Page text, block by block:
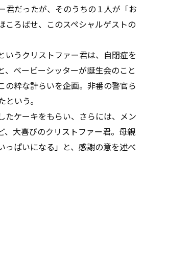
君だったが、そのうちの１人が「お
ころばせ、このスペシャルゲストの
うクリストファー君は、自閉症を
ベービーシッターが誕生会のこと
の粋な計らいを企画。非番の警官ら
いう。
ケーキをもらい、さらには、メン
、大喜びのクリストファー君。母親
っぱいになる」と、感謝の意を述べ